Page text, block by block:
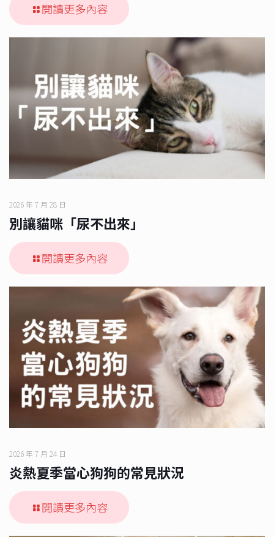
閱讀更多內容
2026 年 7 月 28 日
別讓貓咪「尿不出來」
閱讀更多內容
2026 年 7 月 24 日
炎熱夏季當心狗狗的常見狀況
閱讀更多內容